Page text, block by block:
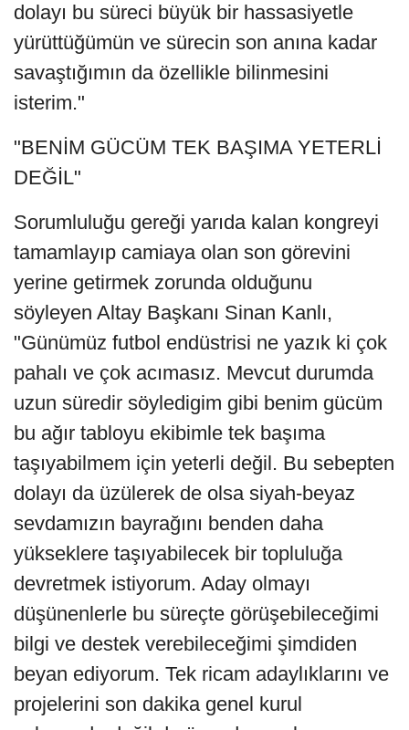
dolayı bu süreci büyük bir hassasiyetle
yürüttüğümün ve sürecin son anına kadar
savaştığımın da özellikle bilinmesini
isterim."
"BENİM GÜCÜM TEK BAŞIMA YETERLİ
DEĞİL"
Sorumluluğu gereği yarıda kalan kongreyi
tamamlayıp camiaya olan son görevini
yerine getirmek zorunda olduğunu
söyleyen Altay Başkanı Sinan Kanlı,
"Günümüz futbol endüstrisi ne yazık ki çok
pahalı ve çok acımasız. Mevcut durumda
uzun süredir söyledigim gibi benim gücüm
bu ağır tabloyu ekibimle tek başıma
taşıyabilmem için yeterli değil. Bu sebepten
dolayı da üzülerek de olsa siyah-beyaz
sevdamızın bayrağını benden daha
yükseklere taşıyabilecek bir topluluğa
devretmek istiyorum. Aday olmayı
düşünenlerle bu süreçte görüşebileceğimi
bilgi ve destek verebileceğimi şimdiden
beyan ediyorum. Tek ricam adaylıklarını ve
projelerini son dakika genel kurul